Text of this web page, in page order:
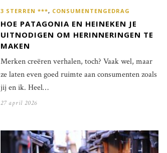
3 STERREN ***, CONSUMENTENGEDRAG
HOE PATAGONIA EN HEINEKEN JE
UITNODIGEN OM HERINNERINGEN TE
MAKEN
Merken creëren verhalen, toch? Vaak wel, maar
ze laten even goed ruimte aan consumenten zoals
jij en ik. Heel…
27 april 2026